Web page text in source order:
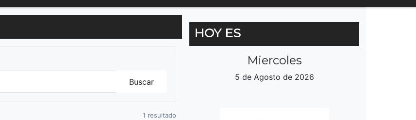
Buscar
1 resultado
HOY ES
Miercoles
5 de Agosto de 2026